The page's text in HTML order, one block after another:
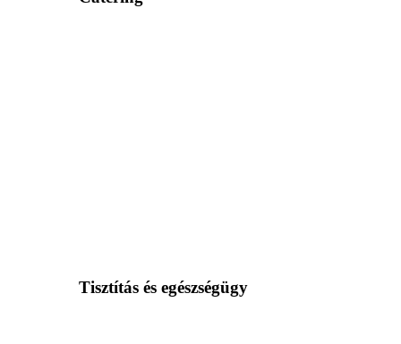
Tisztítás és egészségügy